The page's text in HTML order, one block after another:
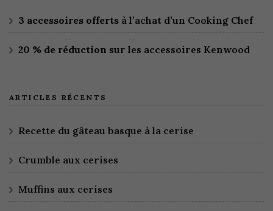
3 accessoires offerts à l’achat d’un Cooking Chef
20 % de réduction sur les accessoires Kenwood
ARTICLES RÉCENTS
Recette du gâteau basque à la cerise
Crumble aux cerises
Muffins aux cerises